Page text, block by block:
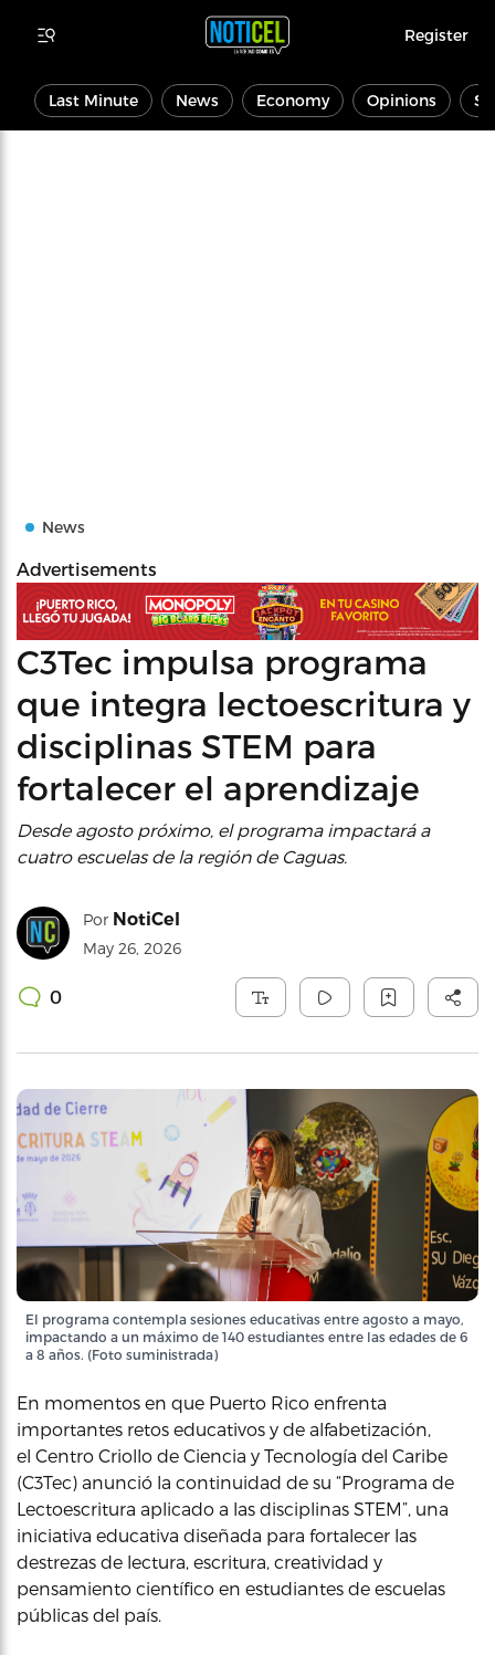
Register
Last Minute News Economy Opinions
News
Advertisements
C3Tec impulsa programa
que integra lectoescritura y
disciplinas STEM para
fortalecer el aprendizaje
Desde agosto próximo, el programa impactará a
cuatro escuelas de la región de Caguas.
Por NotiCel
May 26, 2026
0
El programa contempla sesiones educativas entre agosto a mayo,
impactando a un máximo de 140 estudiantes entre las edades de 6
a 8 años. (Foto suministrada)
En momentos en que Puerto Rico enfrenta
importantes retos educativos y de alfabetización,
el Centro Criollo de Ciencia y Tecnología del Caribe
(C3Tec) anunció la continuidad de su “Programa de
Lectoescritura aplicado a las disciplinas STEM”, una
iniciativa educativa diseñada para fortalecer las
destrezas de lectura, escritura, creatividad y
pensamiento científico en estudiantes de escuelas
públicas del país.